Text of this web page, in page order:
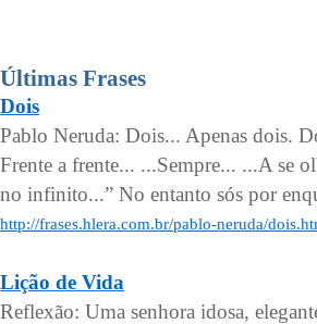
Últimas Frases
Dois
Pablo Neruda: Dois... Apenas dois.
Frente a frente... ...Sempre... ...A se
no infinito...” No entanto sós por
http://frases.hlera.com.br/pablo-neruda/
Lição de Vida
Reflexão: Uma senhora idosa,